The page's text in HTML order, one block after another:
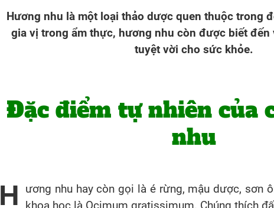
Hương nhu là một loại thảo dược quen thuộc trong
gia vị trong ẩm thực, hương nhu còn được biết đến
tuyệt vời cho sức khỏe.
Đặc điểm tự nhiên của
nhu
H
ương nhu hay còn gọi là é rừng, mậu dược, sơn